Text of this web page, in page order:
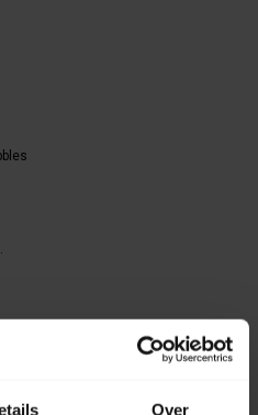
Over